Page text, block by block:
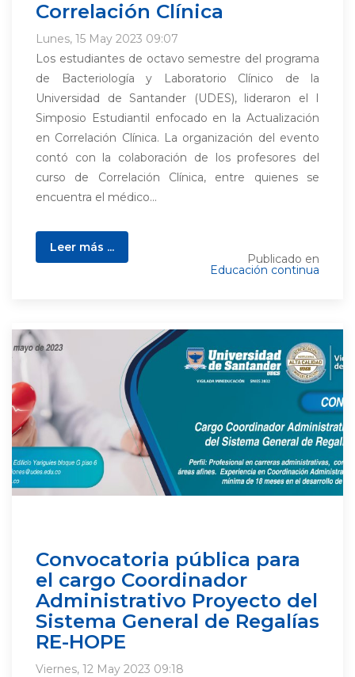
Correlación Clínica
Lunes, 15 May 2023 09:07
Los estudiantes de octavo semestre del programa
de Bacteriología y Laboratorio Clínico de la
Universidad de Santander (UDES), lideraron el I
Simposio Estudiantil enfocado en la Actualización
en Correlación Clínica. La organización del evento
contó con la colaboración de los profesores del
curso de Correlación Clínica, entre quienes se
encuentra el médico...
Leer más ...
Publicado en
Educación continua
Convocatoria pública para
el cargo Coordinador
Administrativo Proyecto del
Sistema General de Regalías
RE-HOPE
Viernes, 12 May 2023 09:18